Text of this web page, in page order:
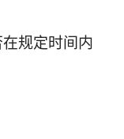
规定时间内